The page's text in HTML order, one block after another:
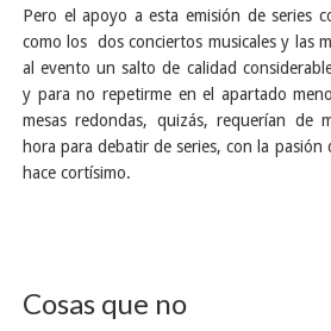
Pero el apoyo a esta emisión de series
como los dos conciertos musicales y las
al evento un salto de calidad
y para no repetirme en el apartado
mesas redondas, quizás, requerían de
hora para debatir de series, con la pasión
hace cortísimo.
Cosas que no